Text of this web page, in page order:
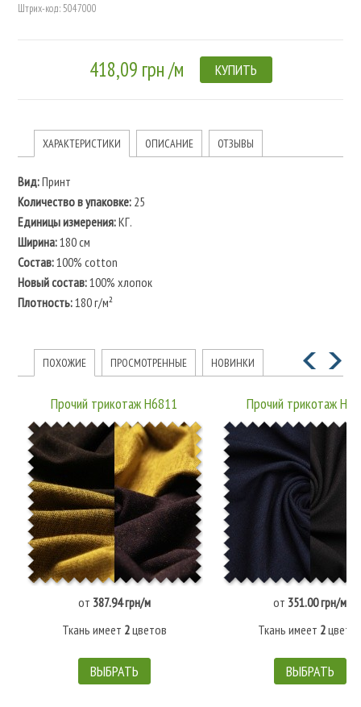
Штрих-код: 5047000
418,09 грн /м КУПИТЬ
ХАРАКТЕРИСТИКИ ОПИСАНИЕ ОТЗЫВЫ
Вид:Принт
Количество в упаковке:25
Единицы измерения:КГ.
Ширина:180 см
Состав:100% cotton
Новый состав:100% хлопок
Плотность:180 г/м²
ПОХОЖИЕ ПРОСМОТРЕННЫЕ НОВИНКИ
Прочий трикотаж H6811
от 387.94 грн/м
Ткань имеет 2цветов
ВЫБРАТЬ
Прочий трикотаж
от 351.00 грн/м
Ткань имеет 2
ВЫБРАТЬ